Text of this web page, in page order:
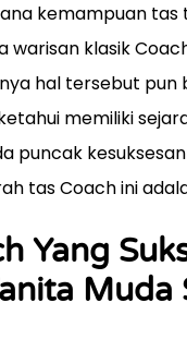
kemampuan tas
klasik
hal tersebut pun
memiliki
puncak
tas Coach ini
Yang
Muda